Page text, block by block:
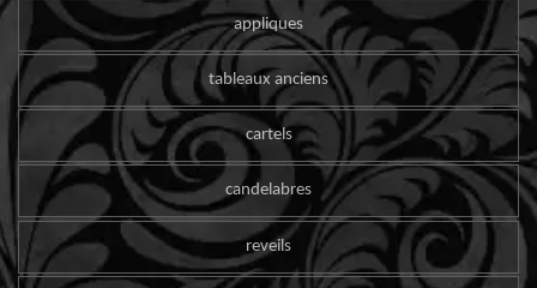
appliques
tableaux anciens
cartels
candelabres
reveils